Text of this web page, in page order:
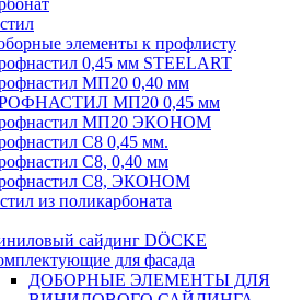
элементы к профлисту
0,45 мм STEELART
МП20 0,40 мм
МП20 0,45 мм
МП20 ЭКОНОМ
С8 0,45 мм.
С8, 0,40 мм
С8, ЭКОНОМ
из поликарбоната
сайдинг DÖCKE
для фасада
ДОБОРНЫЕ ЭЛЕМЕНТЫ ДЛЯ